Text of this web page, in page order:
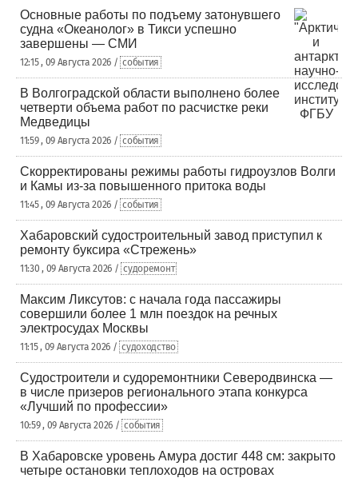
Основные работы по подъему затонувшего
судна «Океанолог» в Тикси успешно
завершены — СМИ
12:15 , 09 Августа 2026 / события
В Волгоградской области выполнено более
четверти объема работ по расчистке реки
Медведицы
11:59 , 09 Августа 2026 / события
Скорректированы режимы работы гидроузлов Волги
и Камы из-за повышенного притока воды
11:45 , 09 Августа 2026 / события
Хабаровский судостроительный завод приступил к
ремонту буксира «Стрежень»
11:30 , 09 Августа 2026 / судоремонт
Максим Ликсутов: с начала года пассажиры
совершили более 1 млн поездок на речных
электросудах Москвы
11:15 , 09 Августа 2026 / судоходство
Судостроители и судоремонтники Северодвинска —
в числе призеров регионального этапа конкурса
«Лучший по профессии»
10:59 , 09 Августа 2026 / события
В Хабаровске уровень Амура достиг 448 см: закрыто
четыре остановки теплоходов на островах